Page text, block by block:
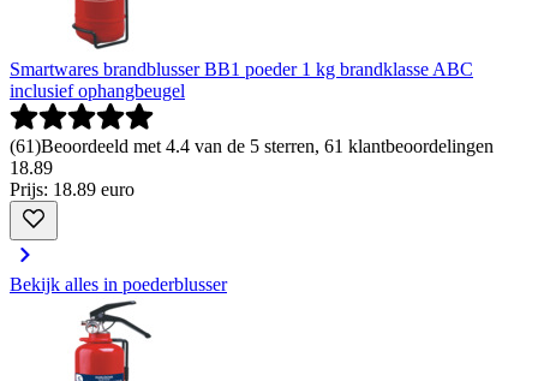
Smartwares brandblusser BB1 poeder 1 kg brandklasse ABC
inclusief ophangbeugel
(61)Beoordeeld met 4.4 van de 5 sterren, 61 klantbeoordelingen
18.89
Prijs: 18.89 euro
Bekijk alles in poederblusser